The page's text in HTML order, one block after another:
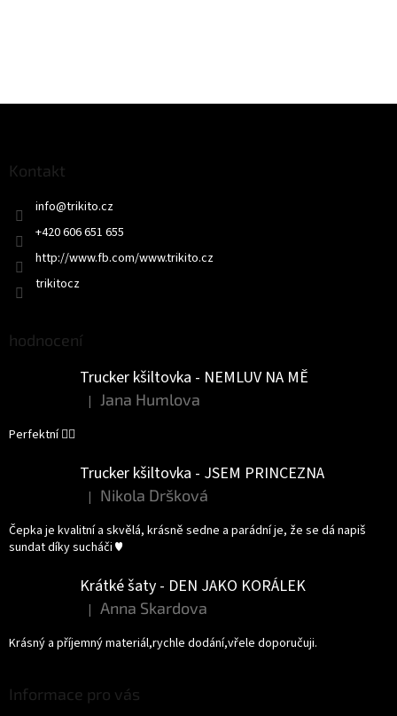
Kontakt
info@trikito.cz
+420 606 651 655
http://www.fb.com/www.trikito.cz
trikitocz
hodnocení
Trucker kšiltovka - NEMLUV NA MĚ
Hodnocení produktu je 5 z 5 hvězdiček.
| Jana Humlova
Perfektní 👌🏻
Trucker kšiltovka - JSEM PRINCEZNA
Hodnocení produktu je 5 z 5 hvězdiček.
| Nikola Dršková
Čepka je kvalitní a skvělá, krásně sedne a parádní je, že se dá napiš
sundat díky sucháči ♥️
Krátké šaty - DEN JAKO KORÁLEK
Hodnocení produktu je 5 z 5 hvězdiček.
| Anna Skardova
Krásný a příjemný materiál,rychle dodání,vřele doporučuji.
Informace pro vás